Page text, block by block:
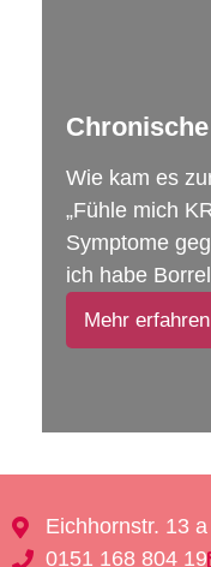
Wie kam es
„Fühle mich
Symptome
ich habe
Mehr erfahren
Eichhornstr. 13
0151 168 804 19